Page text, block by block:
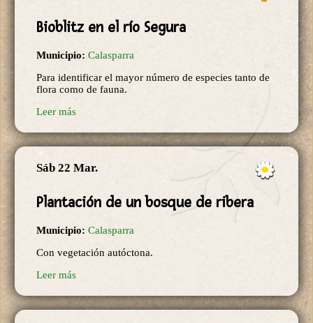
Bioblitz en el río Segura
Municipio: Calasparra
Para identificar el mayor número de especies tanto de
flora como de fauna.
Leer más
Sáb 22 Mar.
Plantación de un bosque de ribera
Municipio: Calasparra
Con vegetación autóctona.
Leer más